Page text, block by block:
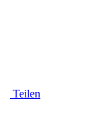
Teilen